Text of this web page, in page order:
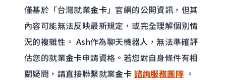
僅基於「台灣就業金卡」官網的公開資訊，但其
內容可能無法反映最新規定，或完全理解個別情
況的複雜性。 Ash作為聊天機器人，無法準確評
估您的就業金卡申請資格。若您對自身條件有相
關疑問，請直接聯繫就業金卡 諮詢服務團隊 。